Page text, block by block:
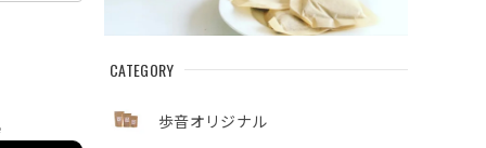
CATEGORY
歩音オリジナル